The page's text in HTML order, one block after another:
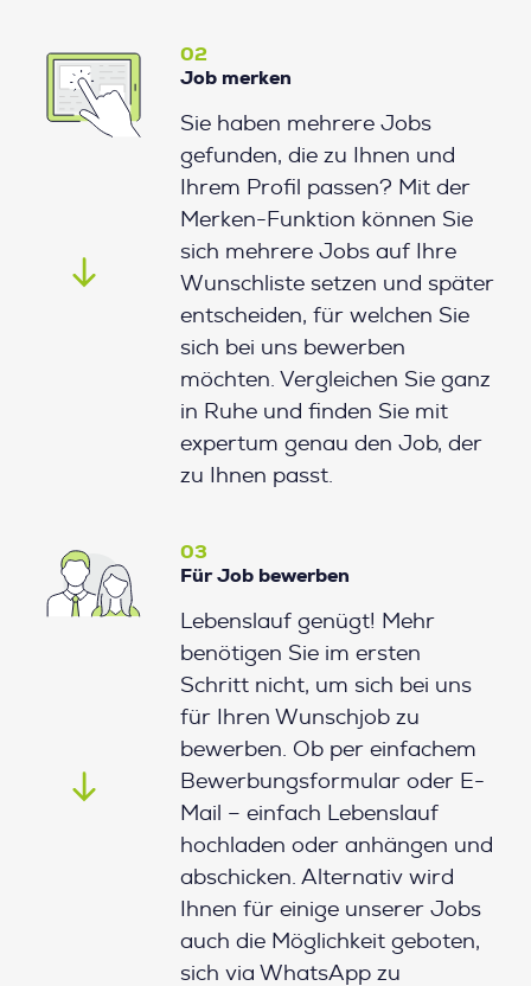
02
Job merken
Sie haben mehrere Jobs
gefunden, die zu Ihnen und
Ihrem Profil passen? Mit der
Merken-Funktion können Sie
sich mehrere Jobs auf Ihre
Wunschliste setzen und später
entscheiden, für welchen Sie
sich bei uns bewerben
möchten. Vergleichen Sie ganz
in Ruhe und finden Sie mit
expertum genau den Job, der
zu Ihnen passt.
03
Für Job bewerben
Lebenslauf genügt! Mehr
benötigen Sie im ersten
Schritt nicht, um sich bei uns
für Ihren Wunschjob zu
bewerben. Ob per einfachem
Bewerbungsformular oder E-
Mail – einfach Lebenslauf
hochladen oder anhängen und
abschicken. Alternativ wird
Ihnen für einige unserer Jobs
auch die Möglichkeit geboten,
sich via WhatsApp zu